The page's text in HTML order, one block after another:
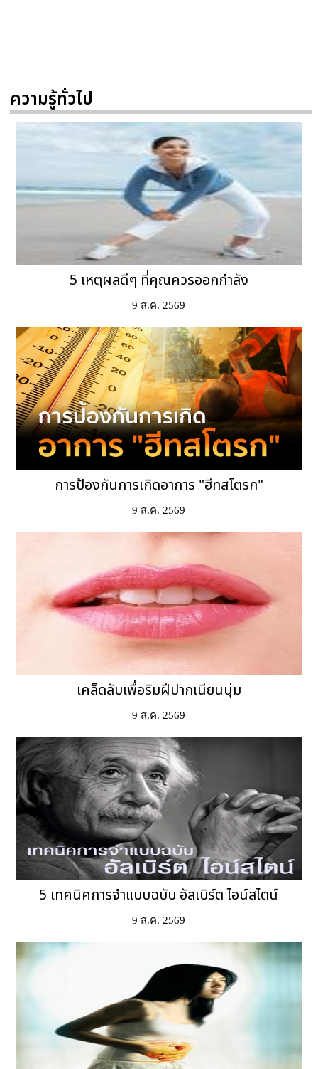
ความรู้ทั่วไป
5 เหตุผลดีๆ ที่คุณควรออกกำลัง
9 ส.ค. 2569
การป้องกันการเกิดอาการ "ฮีทสโตรก"
9 ส.ค. 2569
เคล็ดลับเพื่อริมฝีปากเนียนนุ่ม
9 ส.ค. 2569
5 เทคนิคการจำแบบฉบับ อัลเบิร์ต ไอน์สไตน์
9 ส.ค. 2569